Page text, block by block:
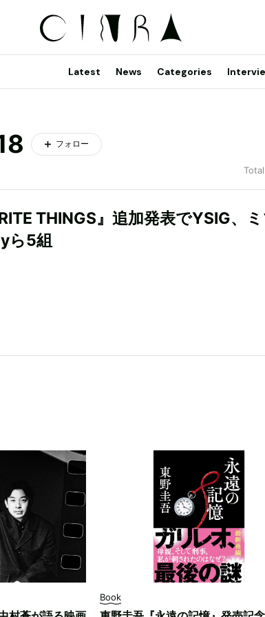
Latest News Categories
フォロー
THINGS』追加発表でYSIG、
ら5組
Book